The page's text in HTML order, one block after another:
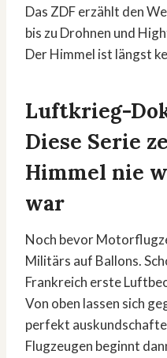
Das ZDF erzählt den
bis zu Drohnen und
Der Himmel ist längst
Luftkrieg-
Diese Serie
Himmel nie
war
Noch bevor
Militärs auf Ballons.
Frankreich erste
Von oben lassen sich
perfekt
Flugzeugen beginnt